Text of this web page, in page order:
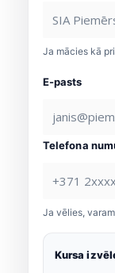
Ja mācies kā
E-pasts
Telefona
Ja vēlies,
Kursa